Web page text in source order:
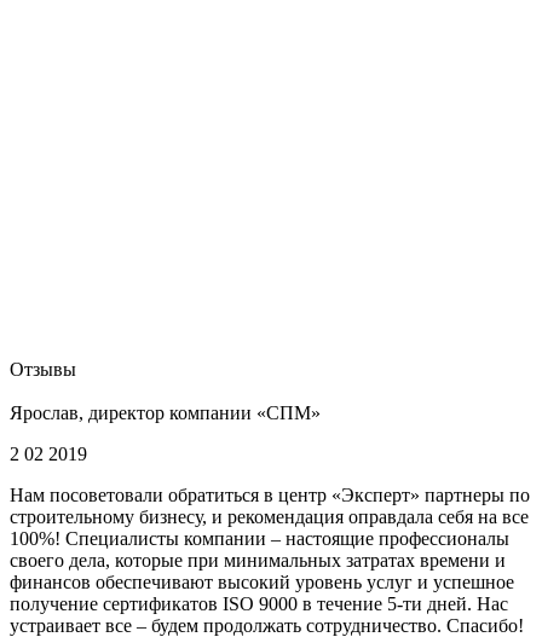
Отзывы
Ярослав, директор компании «СПМ»
2 02 2019
Нам посоветовали обратиться в центр «Эксперт» партнеры по
строительному бизнесу, и рекомендация оправдала себя на все
100%! Специалисты компании – настоящие профессионалы
своего дела, которые при минимальных затратах времени и
финансов обеспечивают высокий уровень услуг и успешное
получение сертификатов ISO 9000 в течение 5-ти дней. Нас
устраивает все – будем продолжать сотрудничество. Спасибо!